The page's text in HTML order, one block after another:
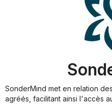
SonderMind met en relation
agréés, facilitant ainsi l'accès